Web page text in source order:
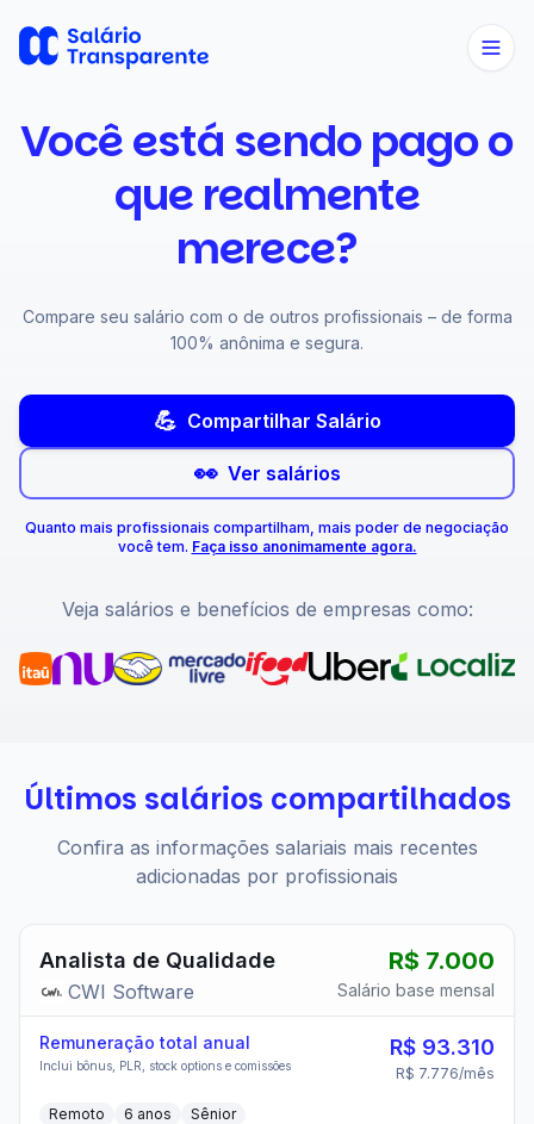
Você está sendo pago o
que realmente
merece?
Compare seu salário com o de outros profissionais – de forma
100% anônima e segura.
💪 Compartilhar Salário
👀 Ver salários
Quanto mais profissionais compartilham, mais poder de negociação
você tem. Faça isso anonimamente agora.
Veja salários e benefícios de empresas como:
Últimos salários compartilhados
Confira as informações salariais mais recentes
adicionadas por profissionais
Analista de Qualidade
CWI Software
R$ 7.000
Salário base mensal
Remuneração total anual
Inclui bônus, PLR, stock options e comissões
R$ 93.310
R$ 7.776/mês
Remoto 6 anos Sênior